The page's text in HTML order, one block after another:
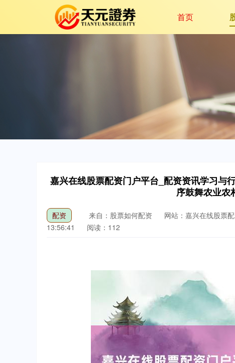
首页
嘉兴在线股票配资门户平台_配资资讯学习与
序鼓舞农业农
配资 来自：股票如何配资 网站：嘉兴在线股票
13:56:41
阅读：112